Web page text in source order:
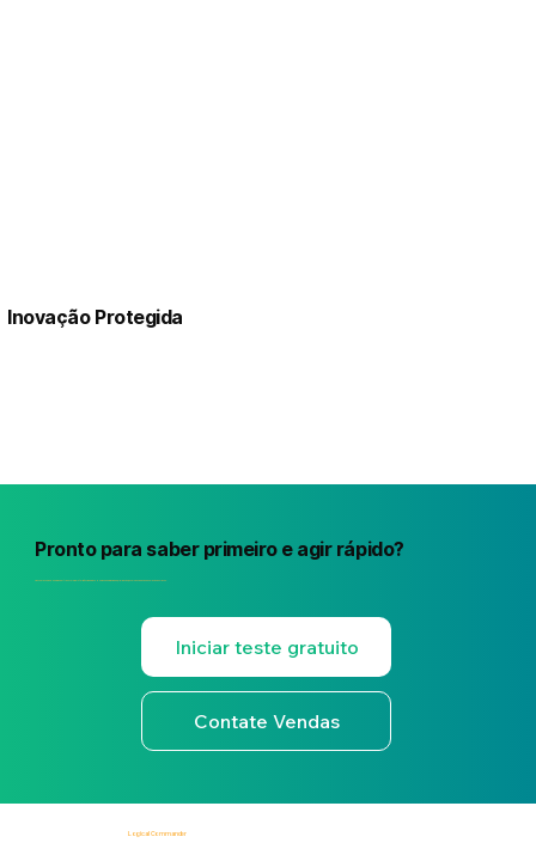
Pronto para saber primeiro e agir rápido?
Descubra como o E-Commander transforma a Inteligência de Risco Humano em visibilidade, priorização, governança e ação em relação aos riscos.
Iniciar teste gratuito
Contate Vendas
Inovação Protegida
Logical Commander